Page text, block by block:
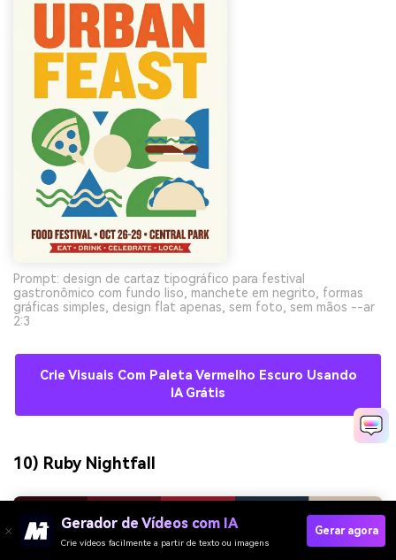
Prompt: design de cartaz tipográfico para festival
gastronômico com fundo liso, manchete em negrito, formas
gráficas simples, design flat apenas, sem foto, sem mãos --ar
2:3
Crie Visuais Com Paleta Vermelho Escuro Usando
IA Grátis
10) Ruby Nightfall
Gerador de Vídeos com IA
Crie vídeos facilmente a partir de texto ou imagens
Gerar agora